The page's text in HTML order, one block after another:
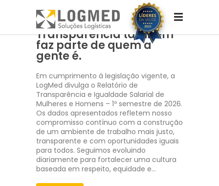
Transparência também
faz parte de quem a
gente é.
Em cumprimento à legislação vigente, a
LogMed divulga o Relatório de
Transparência e Igualdade Salarial de
Mulheres e Homens – 1º semestre de 2026.
Os dados apresentados refletem nosso
compromisso contínuo com a construção
de um ambiente de trabalho mais justo,
transparente e com oportunidades iguais
para todos. Seguimos evoluindo
diariamente para fortalecer uma cultura
baseada em respeito, equidade e…